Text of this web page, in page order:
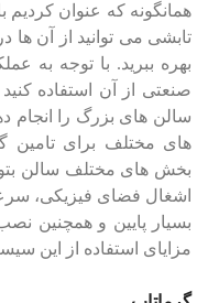
همانگونه که عنوان
تابشی می توانید از آن
بهره ببرید. با توجه به
صنعتی از آن استفاده
سالن های بزرگ را انجام
های مختلف برای
بخش ‌های مختلف سالن
اشغال فضای فیزیکی،
بسیار پایین و همچنین
مزایای استفاده از این